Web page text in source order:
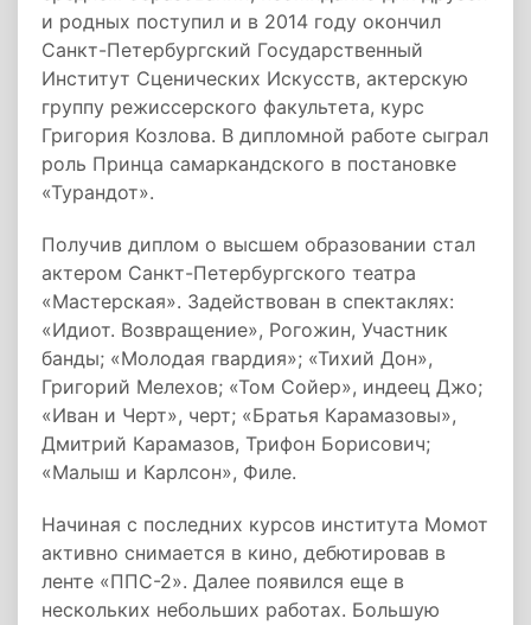
и родных поступил и в 2014 году окончил
Санкт-Петербургский Государственный
Институт Сценических Искусств, актерскую
группу режиссерского факультета, курс
Григория Козлова. В дипломной работе сыграл
роль Принца самаркандского в постановке
«Турандот».
Получив диплом о высшем образовании стал
актером Санкт-Петербургского театра
«Мастерская». Задействован в спектаклях:
«Идиот. Возвращение», Рогожин, Участник
банды; «Молодая гвардия»; «Тихий Дон»,
Григорий Мелехов; «Том Сойер», индеец Джо;
«Иван и Черт», черт; «Братья Карамазовы»,
Дмитрий Карамазов, Трифон Борисович;
«Малыш и Карлсон», Филе.
Начиная с последних курсов института Момот
активно снимается в кино, дебютировав в
ленте «ППС-2». Далее появился еще в
нескольких небольших работах. Большую